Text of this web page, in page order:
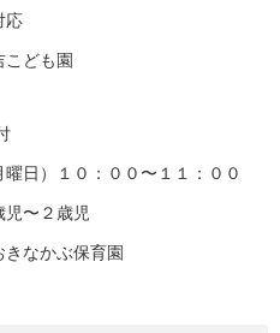
も園
）１０：００〜１１：００
２歳児
保育園